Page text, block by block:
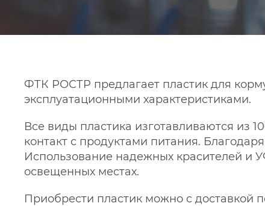
ФТК РОСТР предлагает пластик для
эксплуатационными характеристиками.
Все виды пластика изготавливаются из
контакт с продуктами питания.
Использование надежных красителей и
освещенных местах.
Приобрести пластик можно с доставкой